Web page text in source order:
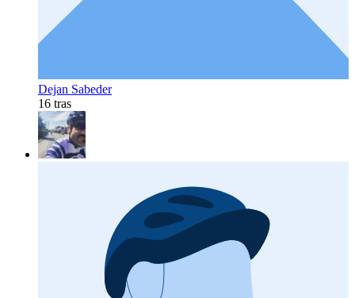
Dejan Sabeder
16 tras